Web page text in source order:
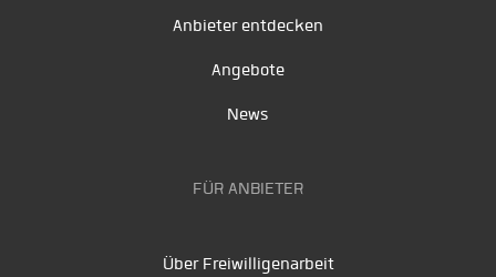
Anbieter entdecken
Angebote
News
FÜR ANBIETER
Über Freiwilligenarbeit